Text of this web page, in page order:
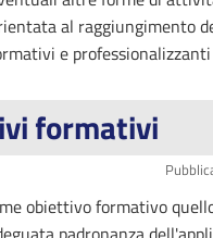
al raggiungimento
e
formativi
obiettivo formativo